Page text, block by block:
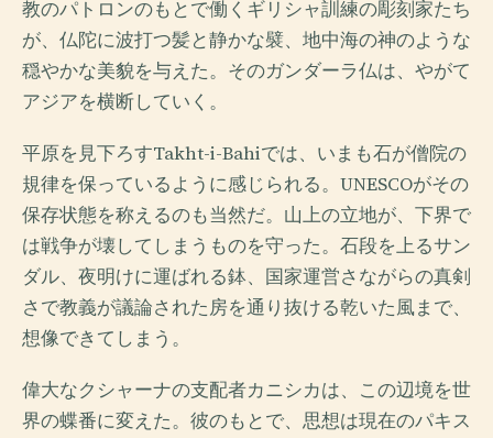
教のパトロンのもとで働くギリシャ訓練の彫刻家たち
が、仏陀に波打つ髪と静かな襞、地中海の神のような
穏やかな美貌を与えた。そのガンダーラ仏は、やがて
アジアを横断していく。
平原を見下ろすTakht-i-Bahiでは、いまも石が僧院の
規律を保っているように感じられる。UNESCOがその
保存状態を称えるのも当然だ。山上の立地が、下界で
は戦争が壊してしまうものを守った。石段を上るサン
ダル、夜明けに運ばれる鉢、国家運営さながらの真剣
さで教義が議論された房を通り抜ける乾いた風まで、
想像できてしまう。
偉大なクシャーナの支配者カニシカは、この辺境を世
界の蝶番に変えた。彼のもとで、思想は現在のパキス